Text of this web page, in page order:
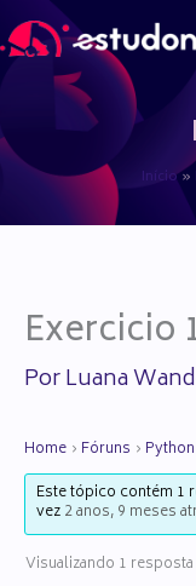
para
conteúdo
Início
Exercicio
PorLuana
Home › Fóruns › Python
Este tópico contém 1
vez2 anos, 9 meses
Visualizando 1